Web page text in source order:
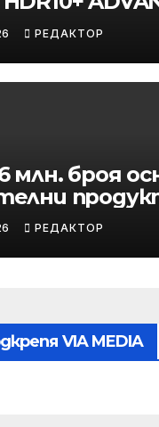
услуга в
РЕДАКТОР
млн. броя
от
в Kaufland от
на
РЕДАКТОР
VIA MEDIA